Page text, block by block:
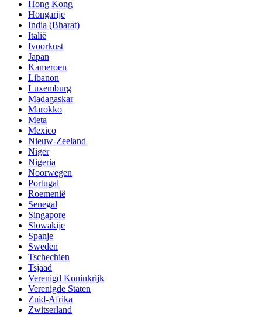
Hong Kong
Hongarije
India (Bharat)
Italië
Ivoorkust
Japan
Kameroen
Libanon
Luxemburg
Madagaskar
Marokko
Meta
Mexico
Nieuw-Zeeland
Niger
Nigeria
Noorwegen
Portugal
Roemenië
Senegal
Singapore
Slowakije
Spanje
Sweden
Tschechien
Tsjaad
Verenigd Koninkrijk
Verenigde Staten
Zuid-Afrika
Zwitserland